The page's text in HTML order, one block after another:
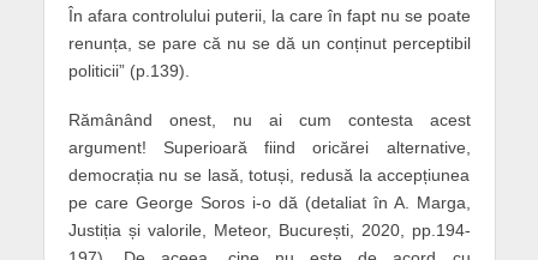
În afara controlului puterii, la care în fapt nu se poate
renunța, se pare că nu se dă un conținut perceptibil
politicii” (p.139).
Rămânând onest, nu ai cum contesta acest
argument! Superioară fiind oricărei alternative,
democrația nu se lasă, totuși, redusă la accepțiunea
pe care George Soros i-o dă (detaliat în A. Marga,
Justiția și valorile, Meteor, București, 2020, pp.194-